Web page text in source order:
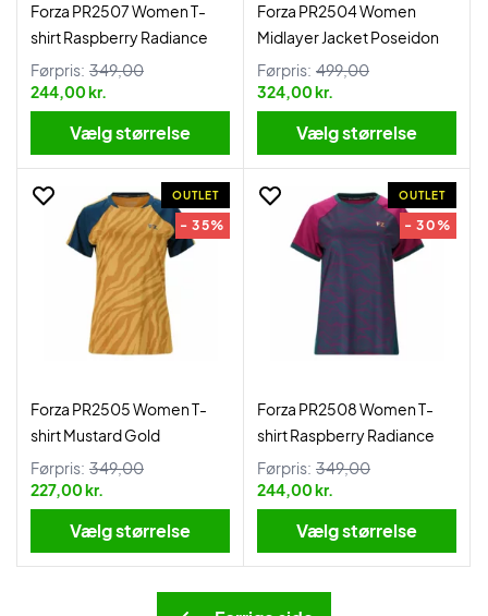
Forza PR2507 Women T-
shirt Raspberry Radiance
Førpris: 349,00
244,00 kr.
Vælg størrelse
Forza PR2504 Women
Midlayer Jacket Poseidon
Førpris: 499,00
324,00 kr.
Vælg størrelse
OUTLET
- 35%
Forza PR2505 Women T-
shirt Mustard Gold
Førpris: 349,00
227,00 kr.
Vælg størrelse
OUTLET
- 30%
Forza PR2508 Women T-
shirt Raspberry Radiance
Førpris: 349,00
244,00 kr.
Vælg størrelse